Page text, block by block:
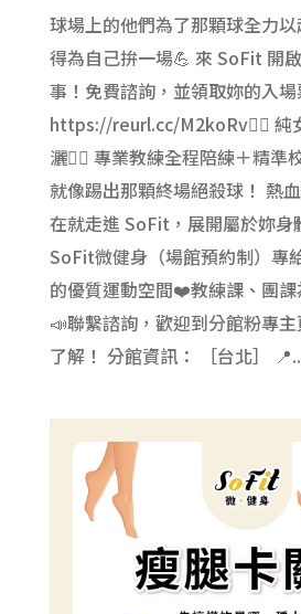
球場上的他們為了那顆球全力
得為自己拚一場💪 來 SoFit 開
事！免費諮詢，並領取妳的入場
https://reurl.cc/M2koRv🏃‍♀️ 純
灑🏃‍♀️ 專業教練全程陪練＋精準
就像踢出那顆終場絕殺球！ 熱
在就走進 SoFit，展開屬於妳身
SoFit微健身（場館預約制）專
的優質運動空間❤️教練課、團
📣聯繫諮詢，歡迎到分館粉專
了解！ 分館資訊： ［台北］